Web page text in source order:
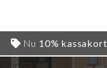
Nu 10%